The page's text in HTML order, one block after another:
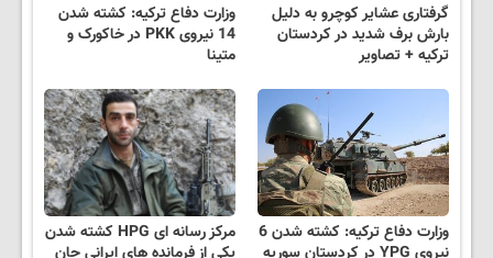
گرفتاری عشایر کوچرو به دلیل
بارش برف شدید در کردستان
ترکیه + تصاویر
وزارت دفاع ترکیه: کشته شدن
14 نیروی PKK در خاکورک و
متینا
وزارت دفاع ترکیه: کشته شدن 6
مرکز رسانه ای HPG کشته شدن